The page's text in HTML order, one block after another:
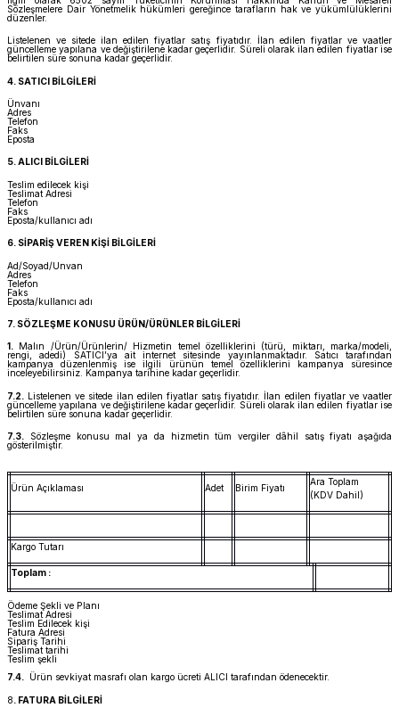
Sözleşmelere Dair Yönetmelik hükümleri gereğince tarafların hak ve yükümlülüklerini
düzenler.
Listelenen ve sitede ilan edilen fiyatlar satış fiyatıdır. İlan edilen fiyatlar ve vaatler
güncelleme yapılana ve değiştirilene kadar geçerlidir. Süreli olarak ilan edilen fiyatlar ise
belirtilen süre sonuna kadar geçerlidir.
4. SATICI BİLGİLERİ
Ünvanı
Adres
Telefon
Faks
Eposta
5. ALICI BİLGİLERİ
Teslim edilecek kişi
Teslimat Adresi
Telefon
Faks
Eposta/kullanıcı adı
6. SİPARİŞ VEREN KİŞİ BİLGİLERİ
Ad/Soyad/Unvan
Adres
Telefon
Faks
Eposta/kullanıcı adı
7. SÖZLEŞME KONUSU ÜRÜN/ÜRÜNLER BİLGİLERİ
1. Malın /Ürün/Ürünlerin/ Hizmetin temel özelliklerini (türü, miktarı, marka/modeli,
rengi, adedi) SATICI’ya ait internet sitesinde yayınlanmaktadır. Satıcı tarafından
kampanya düzenlenmiş ise ilgili ürünün temel özelliklerini kampanya süresince
inceleyebilirsiniz. Kampanya tarihine kadar geçerlidir.
7.2. Listelenen ve sitede ilan edilen fiyatlar satış fiyatıdır. İlan edilen fiyatlar ve vaatler
güncelleme yapılana ve değiştirilene kadar geçerlidir. Süreli olarak ilan edilen fiyatlar ise
belirtilen süre sonuna kadar geçerlidir.
7.3. Sözleşme konusu mal ya da hizmetin tüm vergiler dâhil satış fiyatı aşağıda
gösterilmiştir.
Ürün Açıklaması Adet Birim Fiyatı
Ara Toplam
(KDV Dahil)
Kargo Tutarı
Toplam :
Ödeme Şekli ve Planı
Teslimat Adresi
Teslim Edilecek kişi
Fatura Adresi
Sipariş Tarihi
Teslimat tarihi
Teslim şekli
7.4. Ürün sevkiyat masrafı olan kargo ücreti ALICI tarafından ödenecektir.
8. FATURA BİLGİLERİ